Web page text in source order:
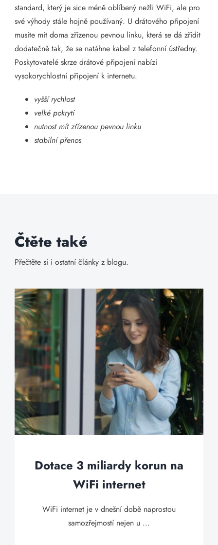
standard, který je sice méně oblíbený nežli WiFi, ale pro
své výhody stále hojně používaný. U drátového připojení
musíte mít doma zřízenou pevnou linku, která se dá zřídit
dodatečně tak, že se natáhne kabel z telefonní ústředny.
Poskytovatelé skrze drátové připojení nabízí
vysokorychlostní připojení k internetu.
vyšší rychlost
velké pokrytí
nutnost mít zřízenou pevnou linku
stabilní přenos
Čtěte také
Přečtěte si i ostatní články z blogu.
Dotace 3 miliardy korun na
WiFi internet
WiFi internet je v dnešní době naprostou
samozřejmostí nejen u ...